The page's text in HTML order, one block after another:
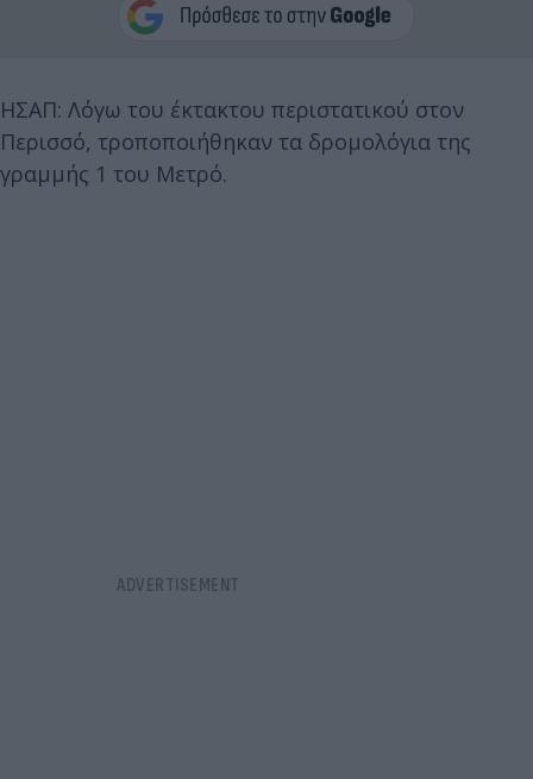
ΗΣΑΠ: Λόγω του έκτακτου περιστατικού στον
Περισσό, τροποποιήθηκαν τα δρομολόγια της
γραμμής 1 του Μετρό.